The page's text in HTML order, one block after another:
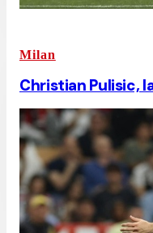
Milan
Christian Pulisic,